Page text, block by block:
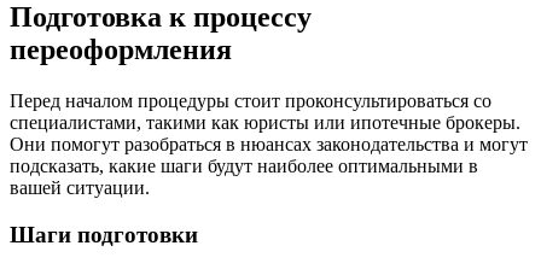
Подготовка к процессу
переоформления
Перед началом процедуры стоит проконсультироваться со
специалистами, такими как юристы или ипотечные брокеры.
Они помогут разобраться в нюансах законодательства и могут
подсказать, какие шаги будут наиболее оптимальными в
вашей ситуации.
Шаги подготовки